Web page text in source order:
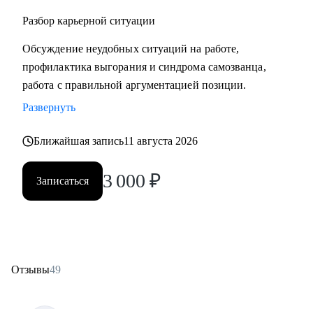
Разбор карьерной ситуации
Обсуждение неудобных ситуаций на работе,
профилактика выгорания и синдрома самозванца,
работа с правильной аргументацией позиции.
Развернуть
Ближайшая запись11 августа 2026
Записаться 3 000 ₽
Отзывы49